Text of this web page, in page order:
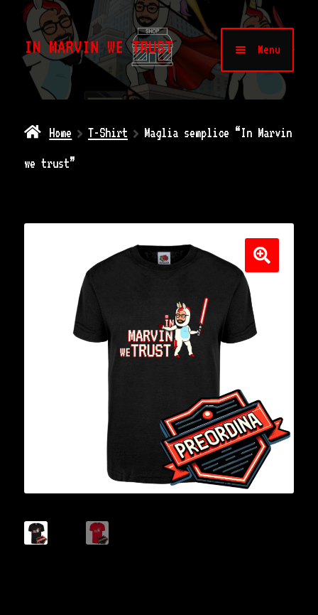
Vai
alla
navigazione
Vai
al
contenuto
Menu
Shop
Espandi
menu
Il mio account
Home T-Shirt Maglia semplice “In Marvin
we trust”